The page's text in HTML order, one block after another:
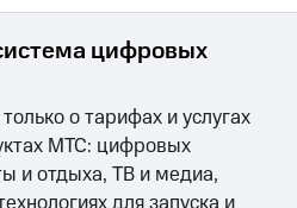
цифровых
о тарифах и услугах
МТС: цифровых
и отдыха, ТВ и медиа,